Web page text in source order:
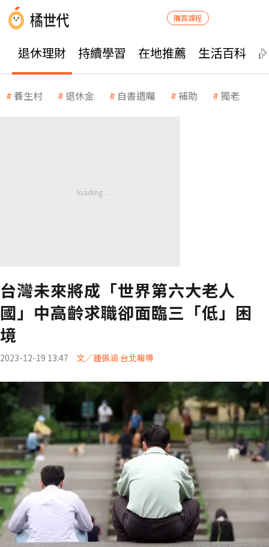
購買課程
退休理財 持續學習 在地推薦 生活百科
養生村 退休金 自書遺囑 補助 獨老
台灣未來將成「世界第六大老人
國」中高齡求職卻面臨三「低」困
境
2023-12-19 13:47 文／鍾張涵 台北報導